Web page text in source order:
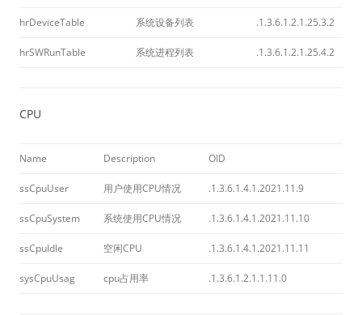
hrDeviceTable 系统设备列表 .1.3.6.1.2.1.25.3.2
hrSWRunTable 系统进程列表 .1.3.6.1.2.1.25.4.2
CPU
Name Description OID
ssCpuUser 用户使用CPU情况 .1.3.6.1.4.1.2021.11.9
ssCpuSystem 系统使用CPU情况 .1.3.6.1.4.1.2021.11.10
ssCpuIdle 空闲CPU .1.3.6.1.4.1.2021.11.11
sysCpuUsag cpu占用率 .1.3.6.1.2.1.1.11.0